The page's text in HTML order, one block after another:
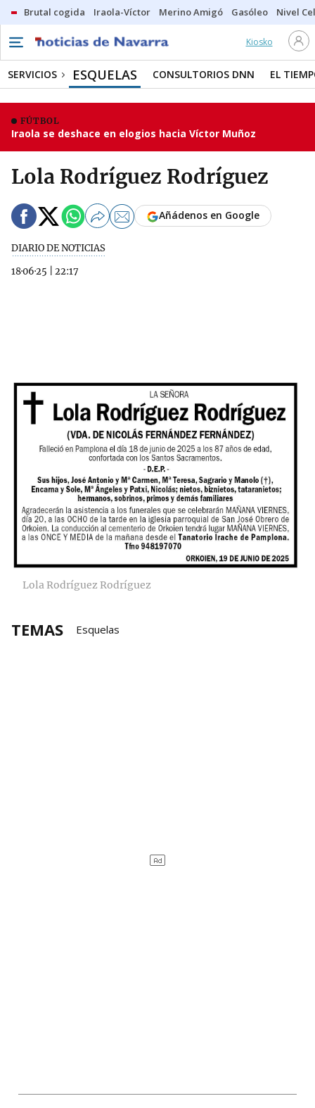
Brutal cogida Iraola-Víctor Merino Amigó Gasóleo Nivel
Kiosko
SERVICIOS ESQUELAS CONSULTORIOS DNN EL
FÚTBOL
Iraola se deshace en elogios hacia Víctor Muñoz
Lola Rodríguez Rodríguez
DIARIO DE NOTICIAS
18·06·25
22:17
Añádenos en Google
Lola Rodríguez Rodríguez
TEMAS Esquelas